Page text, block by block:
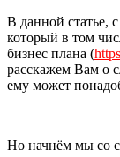
В данной статье,
который в том
бизнес плана (
расскажем Вам о
ему может
Но начнём мы со